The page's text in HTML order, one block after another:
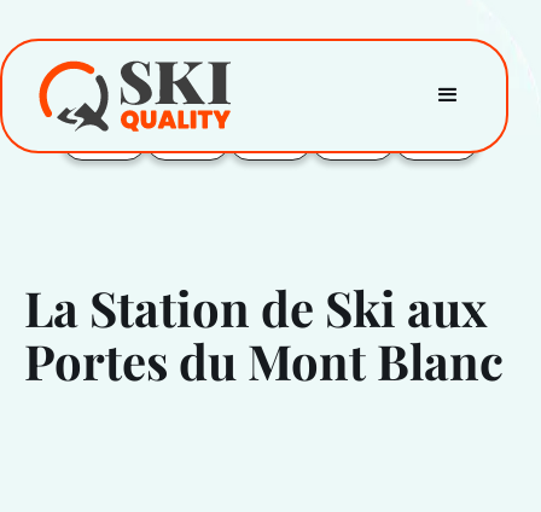
La Station de Ski aux
Portes du Mont Blanc